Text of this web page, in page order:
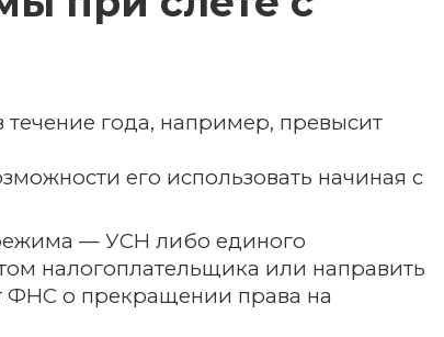
года, например, превысит
его использовать начиная с
— УСН либо единого
налогоплательщика или направить
ФНС о прекращении права на